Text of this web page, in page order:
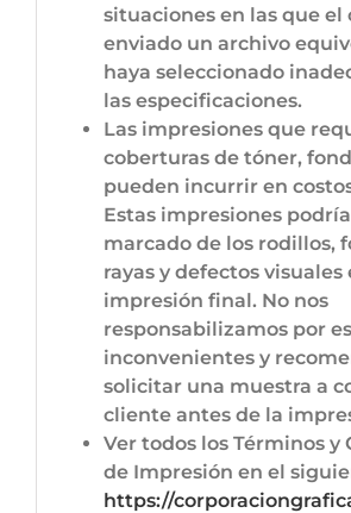
situaciones en las que el
enviado un archivo
haya seleccionado
las especificaciones.
Las impresiones que
coberturas de tóner,
pueden incurrir en
Estas impresiones
marcado de los rodillos,
rayas y defectos visuales
impresión final. No nos
responsabilizamos por
inconvenientes y
solicitar una muestra a
cliente antes de la
Ver todos los Términos y
de Impresión en el
https://